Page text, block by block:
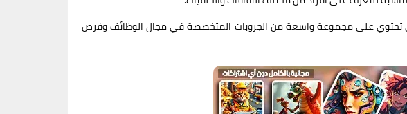
تحتوي على مجموعة واسعة من الجروبات المتخصصة في مجال الوظائف وفرص